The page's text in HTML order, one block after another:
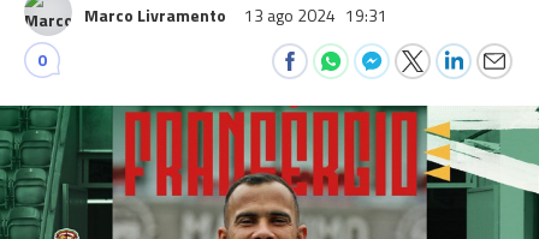
Marco Livramento 13 ago 2024 19:31
0